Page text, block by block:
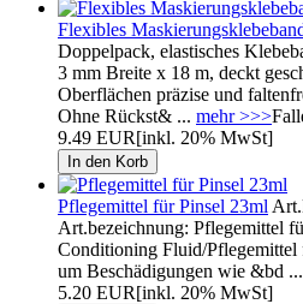
Flexibles
Doppelpack, elastisches
3 mm Breite x 18 m, deckt
Oberflächen präzise und
Ohne Rückst& ... mehr >>>
9.49 EUR[inkl. 20% MwSt]
Pflegemittel für Pinsel 23ml
Art.bezeichnung: Pflegemittel
Conditioning Fluid/
um Beschädigungen wie &bd ...
5.20 EUR[inkl. 20% MwSt]